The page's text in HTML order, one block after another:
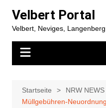
Inhalt
springen
Velbert Portal
Velbert, Neviges,
Startseite
NRW NEWS
Müllgebühren-